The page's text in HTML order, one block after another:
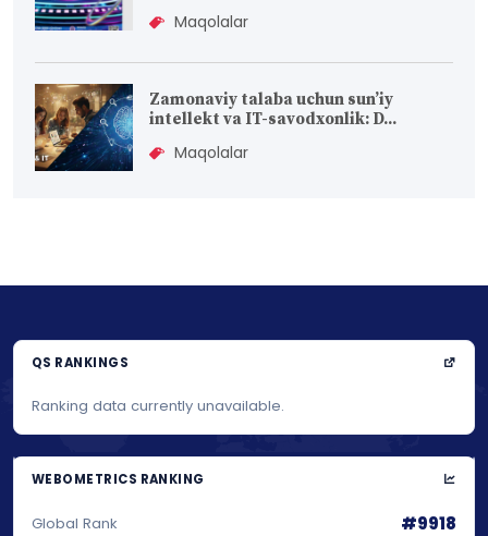
Maqolalar
Zamonaviy talaba uchun sun’iy
intellekt va IT-savodxonlik: D...
Maqolalar
QS RANKINGS
Ranking data currently unavailable.
WEBOMETRICS RANKING
Global Rank #9918